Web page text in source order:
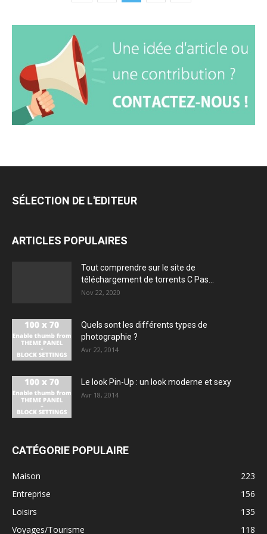
SÉLECTION DE L'EDITEUR
ARTICLES POPULAIRES
Tout comprendre sur le site de
téléchargement de torrents C Pas...
Nov 22, 2020
Quels sont les différents types de
photographie ?
Avr 22, 2014
Le look Pin-Up : un look moderne et sexy
Avr 18, 2014
CATÉGORIE POPULAIRE
Maison
223
Entreprise
156
Loisirs
135
Voyages/Tourisme
118